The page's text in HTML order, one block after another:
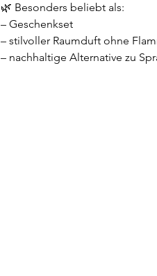
🌿 Besonders beliebt als:
– Geschenkset
– stilvoller Raumduft ohne
– nachhaltige Alternative zu